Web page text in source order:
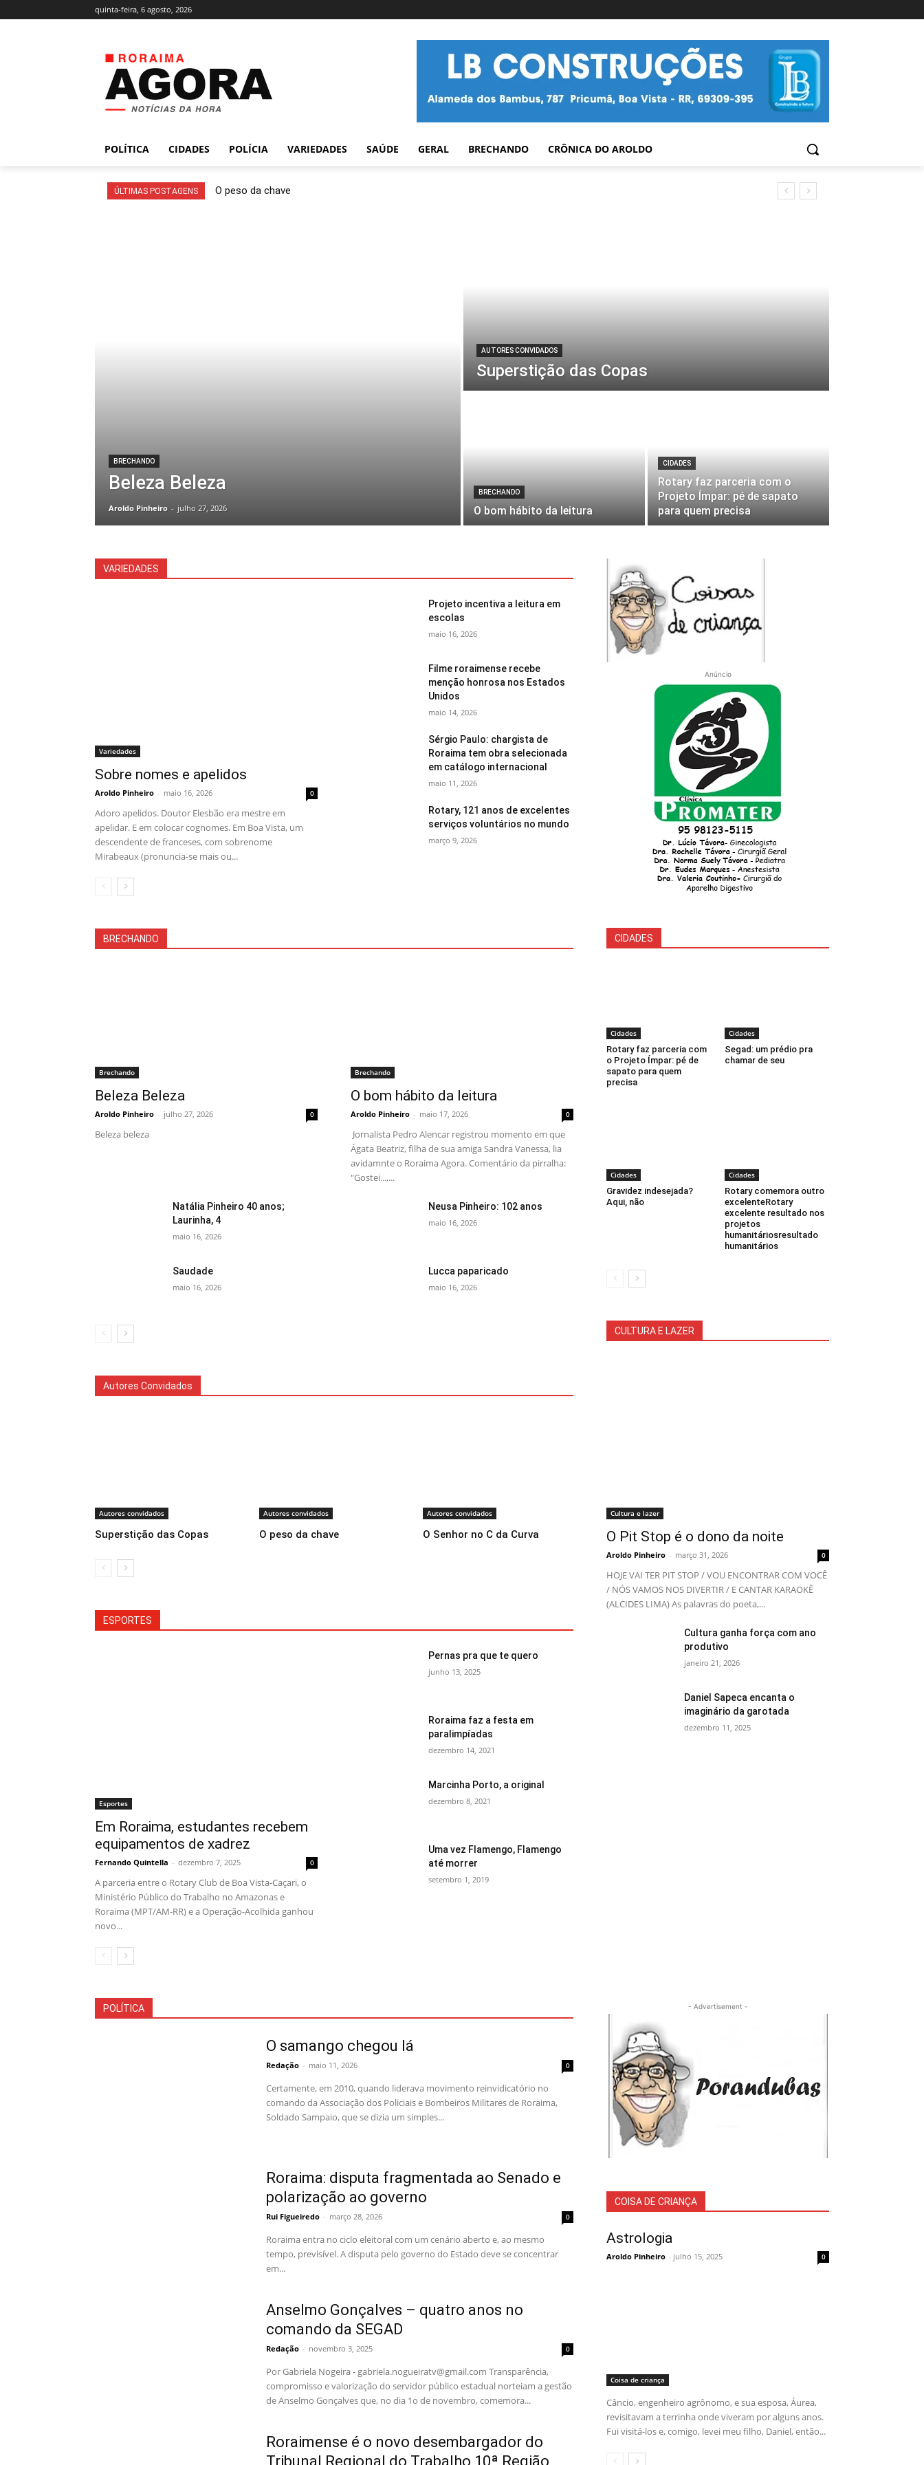
quinta-feira, 6 agosto, 2026
POLÍTICA CIDADES POLÍCIA VARIEDADES SAÚDE GERAL BRECHANDO CRÔNICA DO AROLDO
ÚLTIMAS POSTAGENS O peso da chave
BRECHANDO
Beleza Beleza
Aroldo Pinheiro - julho 27, 2026
AUTORES CONVIDADOS
Superstição das Copas
BRECHANDO
O bom hábito da leitura
CIDADES
Rotary faz parceria com o
Projeto Ímpar: pé de sapato
para quem precisa
VARIEDADES
Variedades
Sobre nomes e apelidos
Aroldo Pinheiro - maio 16, 2026 0
Adoro apelidos. Doutor Elesbão era mestre em
apelidar. E em colocar cognomes. Em Boa Vista, um
descendente de franceses, com sobrenome
Mirabeaux (pronuncia-se mais ou...
Projeto incentiva a leitura em
escolas
maio 16, 2026
Filme roraimense recebe
menção honrosa nos Estados
Unidos
maio 14, 2026
Sérgio Paulo: chargista de
Roraima tem obra selecionada
em catálogo internacional
maio 11, 2026
Rotary, 121 anos de excelentes
serviços voluntários no mundo
março 9, 2026
BRECHANDO
Brechando
Beleza Beleza
Aroldo Pinheiro - julho 27, 2026 0
Beleza beleza
Brechando
O bom hábito da leitura
Aroldo Pinheiro - maio 17, 2026 0
Jornalista Pedro Alencar registrou momento em que
Ágata Beatriz, filha de sua amiga Sandra Vanessa, lia
avidamnte o Roraima Agora. Comentário da pirralha:
"Gostei...,...
Natália Pinheiro 40 anos;
Laurinha, 4
maio 16, 2026
Neusa Pinheiro: 102 anos
maio 16, 2026
Saudade
maio 16, 2026
Lucca paparicado
maio 16, 2026
Autores Convidados
Autores convidados
Superstição das Copas
Autores convidados
O peso da chave
Autores convidados
O Senhor no C da Curva
ESPORTES
Esportes
Em Roraima, estudantes recebem
equipamentos de xadrez
Fernando Quintella - dezembro 7, 2025 0
A parceria entre o Rotary Club de Boa Vista-Caçari, o
Ministério Público do Trabalho no Amazonas e
Roraima (MPT/AM-RR) e a Operação-Acolhida ganhou
novo...
Pernas pra que te quero
junho 13, 2025
Roraima faz a festa em
paralimpíadas
dezembro 14, 2021
Marcinha Porto, a original
dezembro 8, 2021
Uma vez Flamengo, Flamengo
até morrer
setembro 1, 2019
Anúncio
CIDADES
Cidades
Rotary faz parceria com
o Projeto Ímpar: pé de
sapato para quem
precisa
Cidades
Segad: um prédio pra
chamar de seu
Cidades
Gravidez indesejada?
Aqui, não
Cidades
Rotary comemora outro
excelenteRotary
excelente resultado nos
projetos
humanitáriosresultado
humanitários
CULTURA E LAZER
Cultura e lazer
O Pit Stop é o dono da noite
Aroldo Pinheiro - março 31, 2026 0
HOJE VAI TER PIT STOP / VOU ENCONTRAR COM VOCÊ
/ NÓS VAMOS NOS DIVERTIR / E CANTAR KARAOKÊ
(ALCIDES LIMA) As palavras do poeta,...
Cultura ganha força com ano
produtivo
janeiro 21, 2026
Daniel Sapeca encanta o
imaginário da garotada
dezembro 11, 2025
POLÍTICA
O samango chegou lá
Redação - maio 11, 2026 0
Certamente, em 2010, quando liderava movimento reinvidicatório no
comando da Associação dos Policiais e Bombeiros Militares de Roraima,
Soldado Sampaio, que se dizia um simples...
Roraima: disputa fragmentada ao Senado e
polarização ao governo
Rui Figueiredo - março 28, 2026 0
Roraima entra no ciclo eleitoral com um cenário aberto e, ao mesmo
tempo, previsível. A disputa pelo governo do Estado deve se concentrar
em...
Anselmo Gonçalves – quatro anos no
comando da SEGAD
Redação - novembro 3, 2025 0
Por Gabriela Nogeira - gabriela.nogueiratv@gmail.com Transparência,
compromisso e valorização do servidor público estadual norteiam a gestão
de Anselmo Gonçalves que, no dia 1o de novembro, comemora...
Roraimense é o novo desembargador do
Tribunal Regional do Trabalho 10ª Região
- Advertisement -
COISA DE CRIANÇA
Astrologia
Aroldo Pinheiro - julho 15, 2025 0
Coisa de criança
Câncio, engenheiro agrônomo, e sua esposa, Áurea,
revisitavam a terrinha onde viveram por alguns anos.
Fui visitá-los e, comigo, levei meu filho, Daniel, então...